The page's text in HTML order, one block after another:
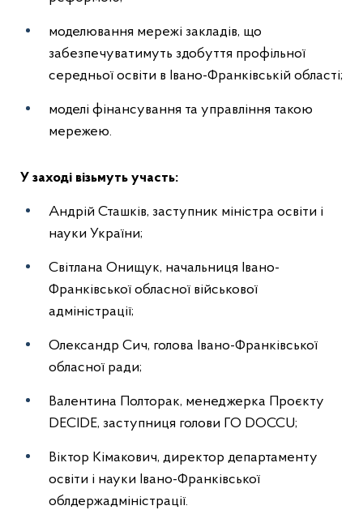
моделювання мережі закладів, що
забезпечуватимуть здобуття профільної
середньої освіти в Івано-Франківській області;
моделі фінансування та управління такою
мережею.
У заході візьмуть участь:
Андрій Сташків, заступник міністра освіти і
науки України;
Світлана Онищук, начальниця Івано-
Франківської обласної військової
адміністрації;
Олександр Сич, голова Івано-Франківської
обласної ради;
Валентина Полторак, менеджерка Проєкту
DECIDE, заступниця голови ГО DOCCU;
Віктор Кімакович, директор департаменту
освіти і науки Івано-Франківської
облдержадміністрації.